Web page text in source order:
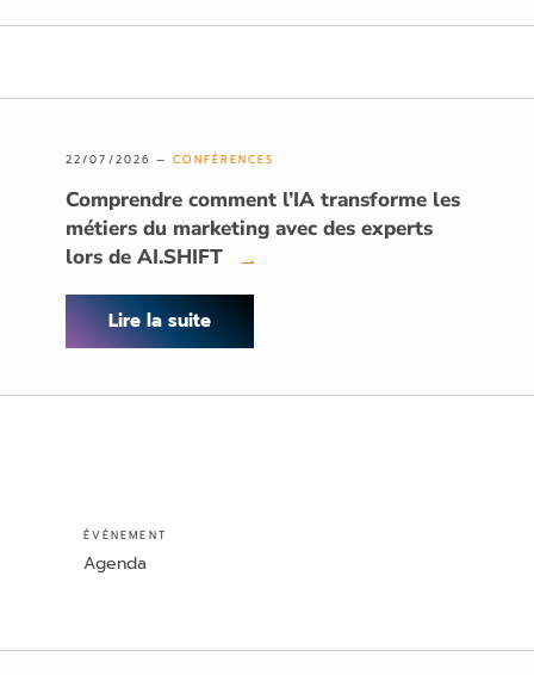
22/07/2026 —CONFÉRENCES
Comprendre comment l’IA transforme les
métiers du marketing avec des experts
lors de AI.SHIFT
→
Lire la suite
ÉVÉNEMENT
Agenda